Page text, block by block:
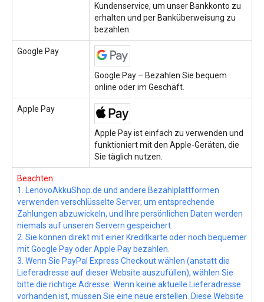
Kundenservice, um unser Bankkonto zu
erhalten und per Banküberweisung zu
bezahlen.
Google Pay
Google Pay – Bezahlen Sie bequem
online oder im Geschäft.
Apple Pay
Apple Pay ist einfach zu verwenden und
funktioniert mit den Apple-Geräten, die
Sie täglich nutzen.
Beachten:
1. LenovoAkkuShop.de und andere Bezahlplattformen
verwenden verschlüsselte Server, um entsprechende
Zahlungen abzuwickeln, und Ihre persönlichen Daten werden
niemals auf unseren Servern gespeichert.
2. Sie können direkt mit einer Kreditkarte oder noch bequemer
mit Google Pay oder Apple Pay bezahlen.
3. Wenn Sie PayPal Express Checkout wählen (anstatt die
Lieferadresse auf dieser Website auszufüllen), wählen Sie
bitte die richtige Adresse. Wenn keine aktuelle Lieferadresse
vorhanden ist, müssen Sie eine neue erstellen. Diese Website